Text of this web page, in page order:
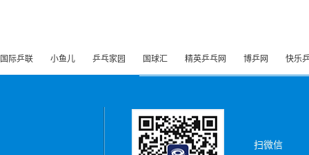
国际乒联 小鱼儿 乒乓家园 国球汇 精英乒乓网 博乒网 快乐
扫微信